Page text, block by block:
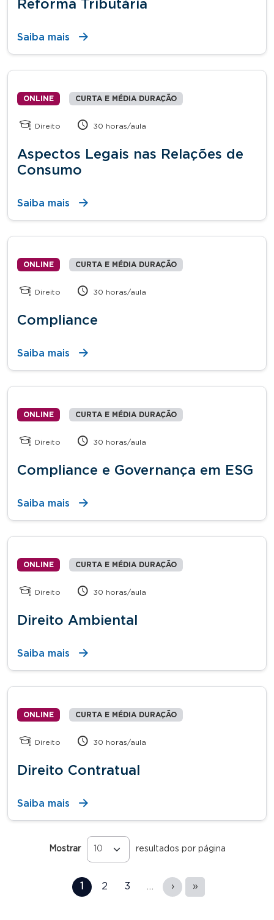
Reforma Tributária
Saiba mais
ONLINE CURTA E MÉDIA DURAÇÃO
Direito 30 horas/aula
Aspectos Legais nas Relações de
Consumo
Saiba mais
ONLINE CURTA E MÉDIA DURAÇÃO
Direito 30 horas/aula
Compliance
Saiba mais
ONLINE CURTA E MÉDIA DURAÇÃO
Direito 30 horas/aula
Compliance e Governança em ESG
Saiba mais
ONLINE CURTA E MÉDIA DURAÇÃO
Direito 30 horas/aula
Direito Ambiental
Saiba mais
ONLINE CURTA E MÉDIA DURAÇÃO
Direito 30 horas/aula
Direito Contratual
Saiba mais
Mostrar resultados por página
1 2 3 … › »